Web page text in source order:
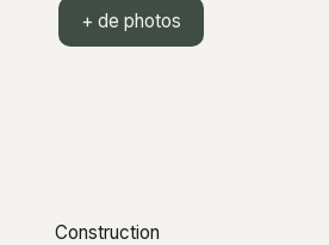
+ de photos
Construction